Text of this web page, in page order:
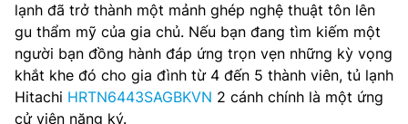
lạnh đã trở thành một mảnh ghép nghệ thuật tôn lên
gu thẩm mỹ của gia chủ. Nếu bạn đang tìm kiếm một
người bạn đồng hành đáp ứng trọn vẹn những kỳ vọng
khắt khe đó cho gia đình từ 4 đến 5 thành viên, tủ lạnh
Hitachi HRTN6443SAGBKVN 2 cánh chính là một ứng
cử viên nặng ký.